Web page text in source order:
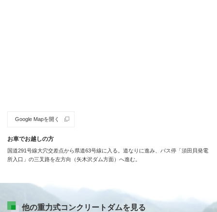
Google Mapを開く
お車でお越しの方
国道291号線大穴交差点から県道63号線に入る。道なりに進み、バス停「須田貝発電
所入口」の三叉路を左方向（矢木沢ダム方面）へ進む。
他の重力式コンクリートダムを見る